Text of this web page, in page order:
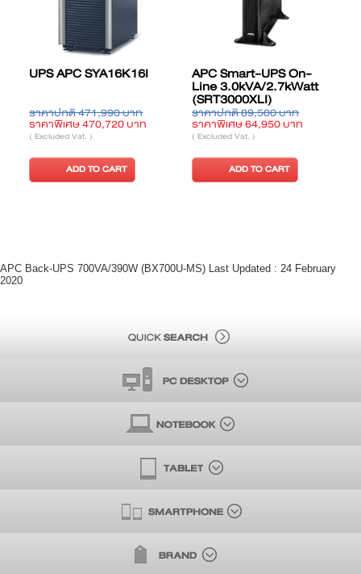
UPS APC SYA16K16I
ราคาปกติ 471,990 บาท
ราคาพิเศษ 470,720 บาท
( Excluded Vat. )
ADD TO CART
APC Smart-UPS On-
Line 3.0kVA/2.7kWatt
(SRT3000XLI)
ราคาปกติ 89,500 บาท
ราคาพิเศษ 64,950 บาท
( Excluded Vat. )
ADD TO CART
APC Back-UPS 700VA/390W (BX700U-MS) Last Updated : 24 February
2020